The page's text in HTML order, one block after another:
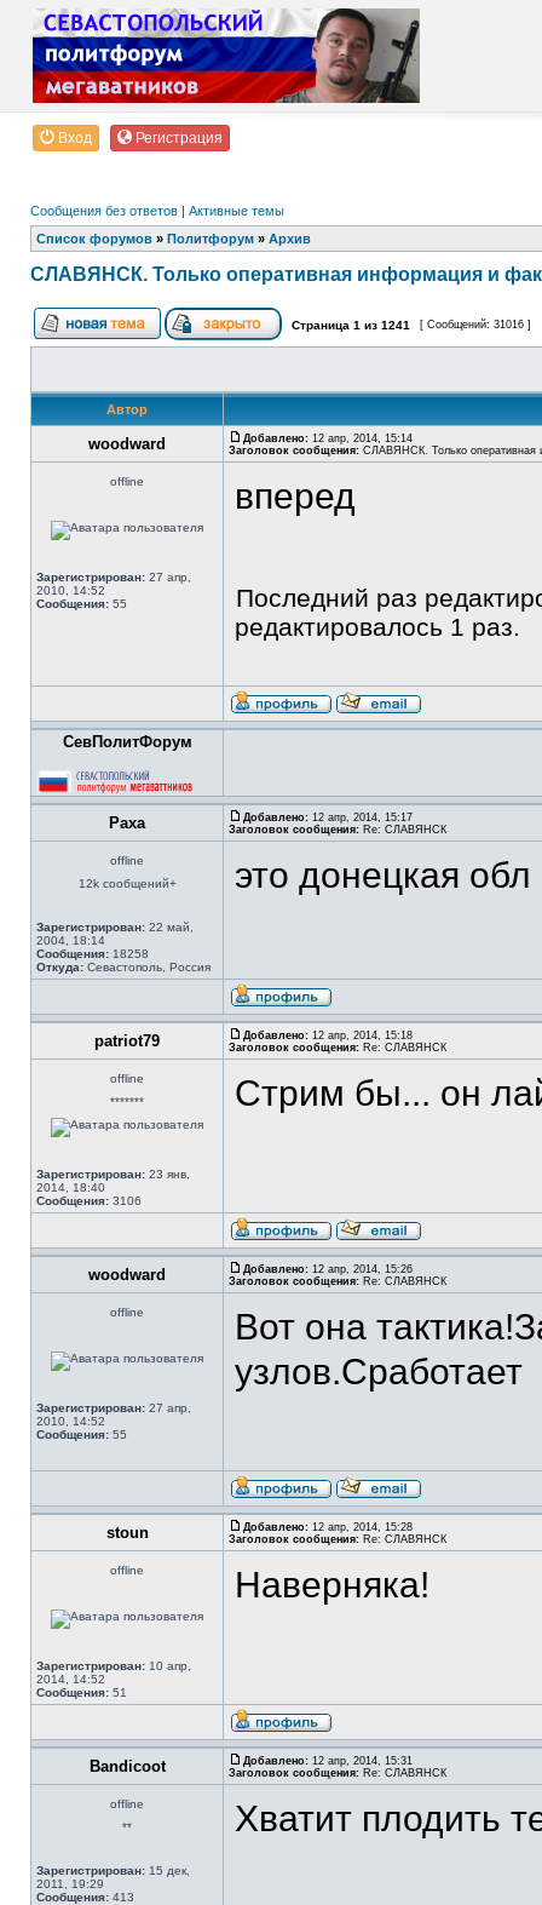
Вход Регистрация
Сообщения без ответов | Активные темы
Список форумов » Политфорум » Архив
СЛАВЯНСК. Только оперативная информация и
Страница 1 из 1241 [ Сообщений: 31016 ]
Автор
woodward Добавлено: 12 апр, 2014, 15:14
Заголовок сообщения: СЛАВЯНСК. Только оперативная
offline
Зарегистрирован: 27 апр,
2010, 14:52
Сообщения: 55
вперед
Последний раз
редактировалось 1 раз.
СевПолитФорум
Paxa Добавлено: 12 апр, 2014, 15:17
Заголовок сообщения: Re: СЛАВЯНСК
offline
12k сообщений+
Зарегистрирован: 22 май,
2004, 18:14
Сообщения: 18258
Откуда: Севастополь, Россия
это донецкая обл
patriot79 Добавлено: 12 апр, 2014, 15:18
Заголовок сообщения: Re: СЛАВЯНСК
offline
*******
Зарегистрирован: 23 янв,
2014, 18:40
Сообщения: 3106
Стрим бы... он
woodward Добавлено: 12 апр, 2014, 15:26
Заголовок сообщения: Re: СЛАВЯНСК
offline
Зарегистрирован: 27 апр,
2010, 14:52
Сообщения: 55
Вот она
узлов.Сработает
stoun Добавлено: 12 апр, 2014, 15:28
Заголовок сообщения: Re: СЛАВЯНСК
offline
Зарегистрирован: 10 апр,
2014, 14:52
Сообщения: 51
Наверняка!
Bandicoot Добавлено: 12 апр, 2014, 15:31
Заголовок сообщения: Re: СЛАВЯНСК
offline
**
Зарегистрирован: 15 дек,
2011, 19:29
Сообщения: 413
Хватит плодить